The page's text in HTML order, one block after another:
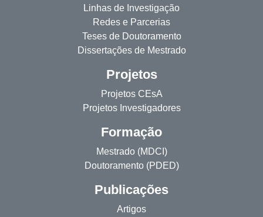
Linhas de Investigação
Redes e Parcerias
Teses de Doutoramento
Dissertações de Mestrado
Projetos
Projetos CEsA
Projetos Investigadores
Formação
Mestrado (MDCI)
Doutoramento (PDED)
Publicações
Artigos